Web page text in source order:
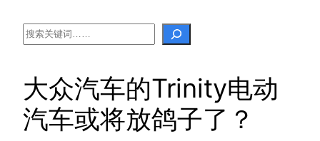
Search
大众汽车的Trinity电动
汽车或将放鸽子了？